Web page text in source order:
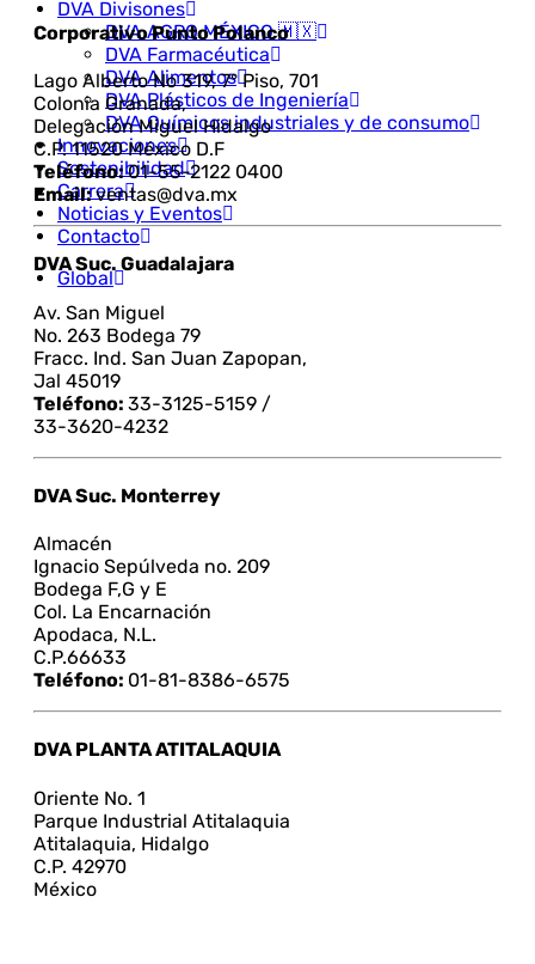
DVA Divisones
DVA AGRO MÉXICO 🇲🇽
DVA Farmacéutica
DVA Alimentos
DVA Plásticos de Ingeniería
DVA Químicos industriales y de consumo
Innovaciones
Sostenibilidad
Carrera
Noticias y Eventos
Contacto
Global
Corporativo Punto Polanco
Lago Alberto No 319, 7° Piso, 701
Colonia Granada,
Delegación Miguel Hidalgo
C.P. 11520 México D.F
Teléfono:01-55-2122 0400
Email:ventas@dva.mx
DVA Suc. Guadalajara
Av. San Miguel
No. 263 Bodega 79
Fracc. Ind. San Juan Zapopan,
Jal 45019
Teléfono: 33-3125-5159 /
33-3620-4232
DVA Suc. Monterrey
Almacén
Ignacio Sepúlveda no. 209
Bodega F,G y E
Col. La Encarnación
Apodaca, N.L.
C.P.66633
Teléfono: 01-81-8386-6575
DVA PLANTA ATITALAQUIA
Oriente No. 1
Parque Industrial Atitalaquia
Atitalaquia, Hidalgo
C.P. 42970
México